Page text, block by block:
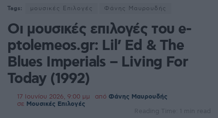
Tags: μουσικές Επιλογές Φάνης Μαυρουδής
Οι μουσικές επιλογές του e-
ptolemeos.gr: Lil’ Ed & The
Blues Imperials – Living For
Today (1992)
17 Ιουνίου 2026, 9:00 μμ από Φάνης Μαυρουδής
σε Μουσικές Επιλογές
Reading Time: 1 min read